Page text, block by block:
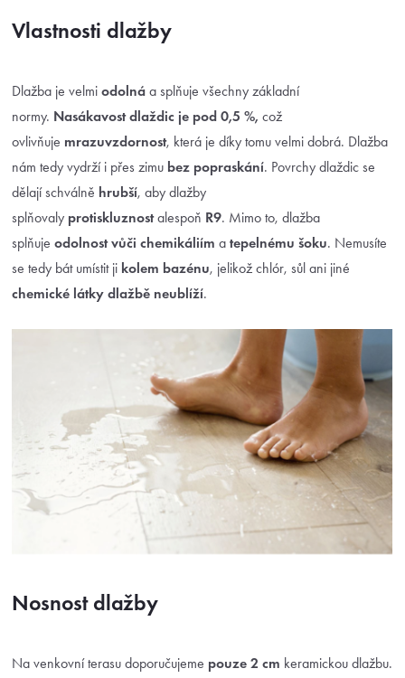
Vlastnosti dlažby
Dlažba je velmi odolná a splňuje všechny základní
normy. Nasákavost dlaždic je pod 0,5 %, což
ovlivňuje mrazuvzdornost, která je díky tomu velmi dobrá. Dlažba
nám tedy vydrží i přes zimu bez popraskání. Povrchy dlaždic se
dělají schválně hrubší, aby dlažby
splňovaly protiskluznostalespoň R9. Mimo to, dlažba
splňuje odolnost vůči chemikáliím a tepelnému šoku. Nemusíte
se tedy bát umístit ji kolem bazénu, jelikož chlór, sůl ani jiné
chemické látky dlažbě neublíží.
Nosnost dlažby
Na venkovní terasu doporučujeme pouze 2 cm keramickou dlažbu.